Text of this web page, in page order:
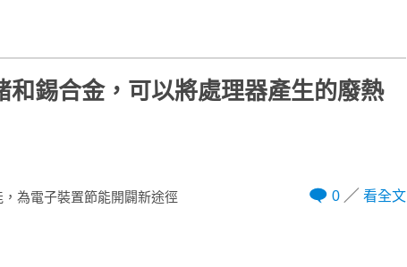
和錫合金，可以將處理器產生的廢熱
為電子裝置節能開闢新途徑 0 看全文